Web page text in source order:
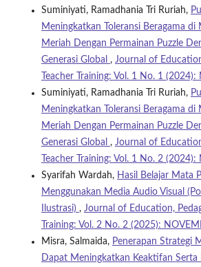
Suminiyati, Ramadhania Tri Ruriah,
Meningkatkan Toleransi Beragama di
Meriah Dengan Permainan Puzzle
Generasi Global , Journal of
Teacher Training: Vol. 1 No. 1 (2024):
Suminiyati, Ramadhania Tri Ruriah,
Meningkatkan Toleransi Beragama di
Meriah Dengan Permainan Puzzle
Generasi Global , Journal of
Teacher Training: Vol. 1 No. 2
Syarifah Wardah, Hasil Belajar Mata
Menggunakan Media Audio Visual
Ilustrasi) , Journal of Education,
Training: Vol. 2 No. 2 (2025):
Misra, Salmaida, Penerapan Strategi
Dapat Meningkatkan Keaktifan Serta